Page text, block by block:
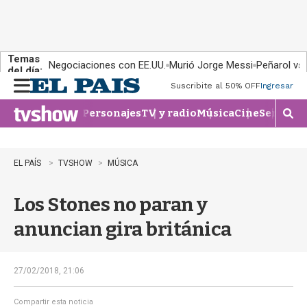
Temas
del día: Negociaciones con EE.UU. Murió Jorge Messi Peñarol
n
u
Suscribite al 50% OFFIngresar
PersonajesTV y radioMúsicaCineSeries
M
o
e
EL PAÍS TVSHOW MÚSICA
Los Stones no paran y
anuncian gira británica
27/02/2018, 21:06
Compartir esta noticia